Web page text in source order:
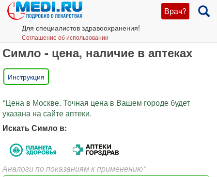
Врач?
Для специалистов здравоохранения!
Соглашение об использовании
Симло - цена, наличие в аптеках
Инструкция
*Цена в Москве. Точная цена в Вашем городе будет
указана на сайте аптеки.
Искать Симло в:
Аналоги по показаниям к применению*